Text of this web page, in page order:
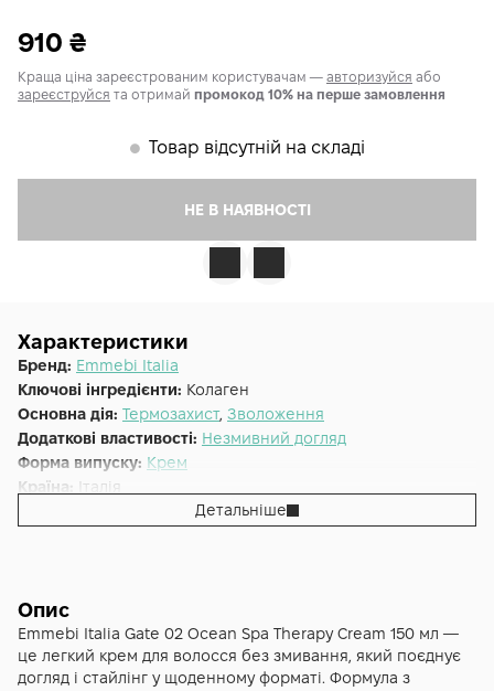
910 ₴
Краща ціна зареєстрованим користувачам — авторизуйся або
зареєструйся та отримай промокод 10% на перше замовлення
𒊹 Товар відсутній на складі
НЕ В НАЯВНОСТІ
Характеристики
Бренд: Emmebi Italia
Ключові інгредієнти: Колаген
Основна дія: Термозахист, Зволоження
Додаткові властивості: Незмивний догляд
Форма випуску: Крем
Країна:
Італія
Emmebi Italia Gate Ocean Styling & Finishing
Детальніше
Опис
Emmebi Italia Gate 02 Ocean Spa Therapy Cream 150 мл —
це легкий крем для волосся без змивання, який поєднує
догляд і стайлінг у щоденному форматі. Формула з